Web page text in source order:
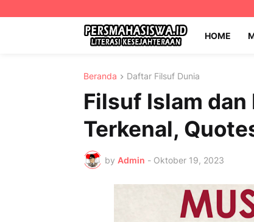
HOME
Beranda Daftar Filsuf Dunia
Filsuf Islam dan
Terkenal,
by Admin - Oktober 19, 2023